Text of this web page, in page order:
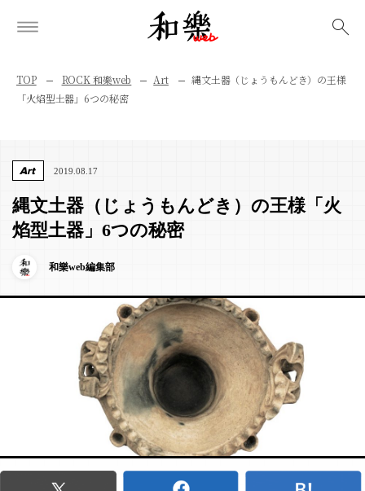
TOP ROCK 和樂web Art
縄文土器（じょうもんどき）の王様
「火焰型土器」6つの秘密
Art 2019.08.17
縄文土器（じょうもんどき）の王様「火
焰型土器」6つの秘密
和樂web編集部